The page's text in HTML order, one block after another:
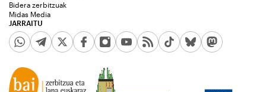
JARRAITU
Bidera zerbitzuak
Midas Media